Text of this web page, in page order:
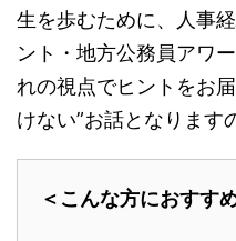
生を歩むために、人事
ント・地方公務員アワ
れの視点でヒントをお
けない”お話となります
＜こんな方におすす